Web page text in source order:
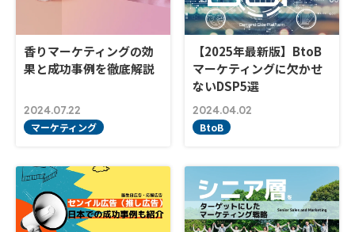
香りマーケティングの効
果と成功事例を徹底解説
2024.07.22
マーケティング
【2025年最新版】BtoB
マーケティングに欠かせ
ないDSP5選
2024.04.02
BtoB